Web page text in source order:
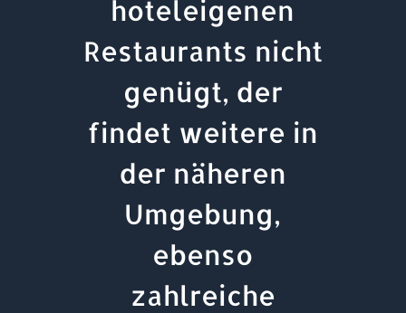
hoteleigenen
Restaurants nicht
genügt, der
findet weitere in
der näheren
Umgebung,
ebenso
zahlreiche